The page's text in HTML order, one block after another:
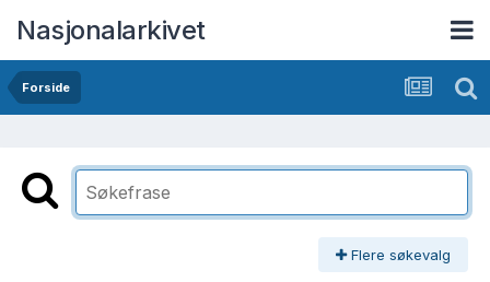
Nasjonalarkivet
Forside
Flere søkevalg